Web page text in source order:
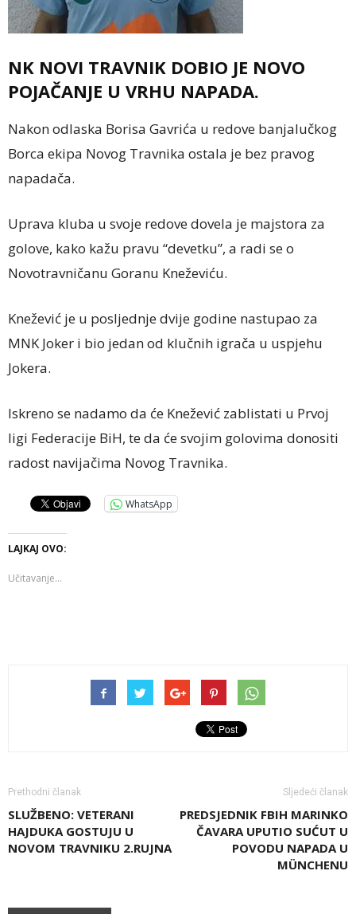
NK NOVI TRAVNIK DOBIO JE NOVO
POJAČANJE U VRHU NAPADA.
Nakon odlaska Borisa Gavrića u redove banjalučkog
Borca ekipa Novog Travnika ostala je bez pravog
napadača.
Uprava kluba u svoje redove dovela je majstora za
golove, kako kažu pravu “devetku”, a radi se o
Novotravničanu Goranu Kneževiću.
Knežević je u posljednje dvije godine nastupao za
MNK Joker i bio jedan od klučnih igrača u uspjehu
Jokera.
Iskreno se nadamo da će Knežević zablistati u Prvoj
ligi Federacije BiH, te da će svojim golovima donositi
radost navijačima Novog Travnika.
WhatsApp
LAJKAJ OVO:
Učitavanje...
Prethodni članak
SLUŽBENO: VETERANI
HAJDUKA GOSTUJU U
NOVOM TRAVNIKU 2.RUJNA
Sljedeći članak
PREDSJEDNIK FBIH MARINKO
ČAVARA UPUTIO SUĆUT U
POVODU NAPADA U
MÜNCHENU